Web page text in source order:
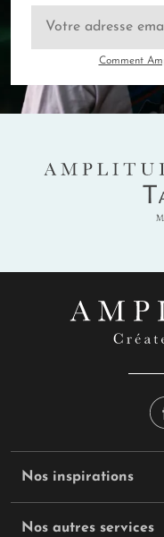
Comment
Nos inspirations
Nos autres services